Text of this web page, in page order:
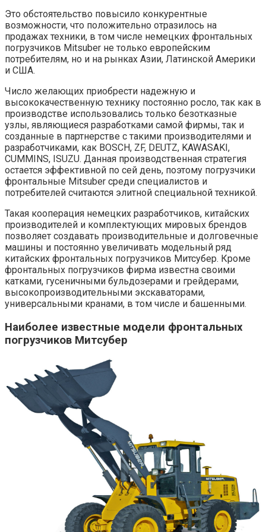
Это обстоятельство повысило конкурентные
возможности, что положительно отразилось на
продажах техники, в том числе немецких фронтальных
погрузчиков Mitsuber не только европейским
потребителям, но и на рынках Азии, Латинской Америки
и США.
Число желающих приобрести надежную и
высококачественную технику постоянно росло, так как в
производстве использовались только безотказные
узлы, являющиеся разработками самой фирмы, так и
созданные в партнерстве с такими производителями и
разработчиками, как BOSCH, ZF, DEUTZ, KAWASAKI,
CUMMINS, ISUZU. Данная производственная стратегия
остается эффективной по сей день, поэтому погрузчики
фронтальные Mitsuber среди специалистов и
потребителей считаются элитной специальной техникой.
Такая кооперация немецких разработчиков, китайских
производителей и комплектующих мировых брендов
позволяет создавать производительные и долговечные
машины и постоянно увеличивать модельный ряд
китайских фронтальных погрузчиков Митсубер. Кроме
фронтальных погрузчиков фирма известна своими
катками, гусеничными бульдозерами и грейдерами,
высокопроизводительными экскаваторами,
универсальными кранами, в том числе и башенными.
Наиболее известные модели фронтальных
погрузчиков Митсубер